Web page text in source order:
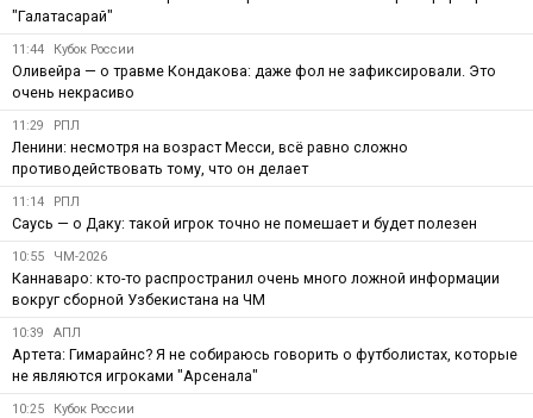
"Галатасарай"
11:44 Кубок России
Оливейра — о травме Кондакова: даже фол не зафиксировали. Это
очень некрасиво
11:29 РПЛ
Ленини: несмотря на возраст Месси, всё равно сложно
противодействовать тому, что он делает
11:14 РПЛ
Саусь — о Даку: такой игрок точно не помешает и будет полезен
10:55 ЧМ-2026
Каннаваро: кто-то распространил очень много ложной информации
вокруг сборной Узбекистана на ЧМ
10:39 АПЛ
Артета: Гимарайнс? Я не собираюсь говорить о футболистах, которые
не являются игроками "Арсенала"
10:25 Кубок России